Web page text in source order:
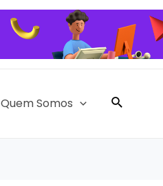
Quem Somos Pesquisar